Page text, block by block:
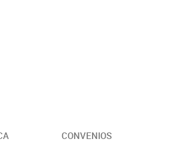
CONVENIOS